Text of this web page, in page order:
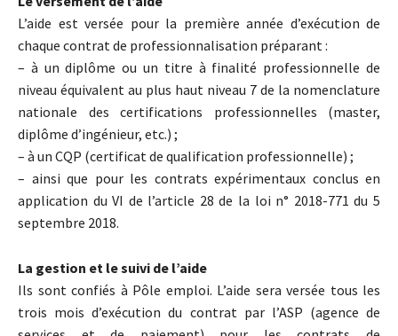
L’aide est versée pour la première année d’exécution de
chaque contrat de professionnalisation préparant :
– à un diplôme ou un titre à finalité professionnelle de
niveau équivalent au plus haut niveau 7 de la nomenclature
nationale des certifications professionnelles (master,
diplôme d’ingénieur, etc.) ;
– à un CQP (certificat de qualification professionnelle) ;
– ainsi que pour les contrats expérimentaux conclus en
application du VI de l’article 28 de la loi n° 2018-771 du 5
septembre 2018.
La gestion et le suivi de l’aide
Ils sont confiés à Pôle emploi. L’aide sera versée tous les
trois mois d’exécution du contrat par l’ASP (agence de